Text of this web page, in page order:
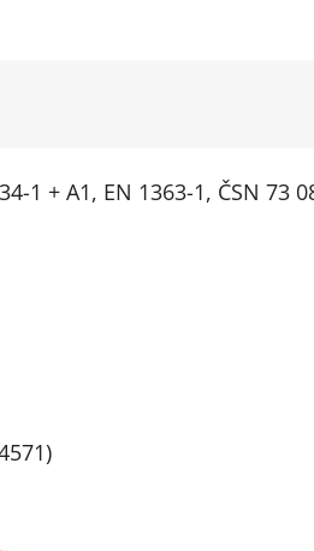
1 + A1, EN 1363-1, ČSN 73